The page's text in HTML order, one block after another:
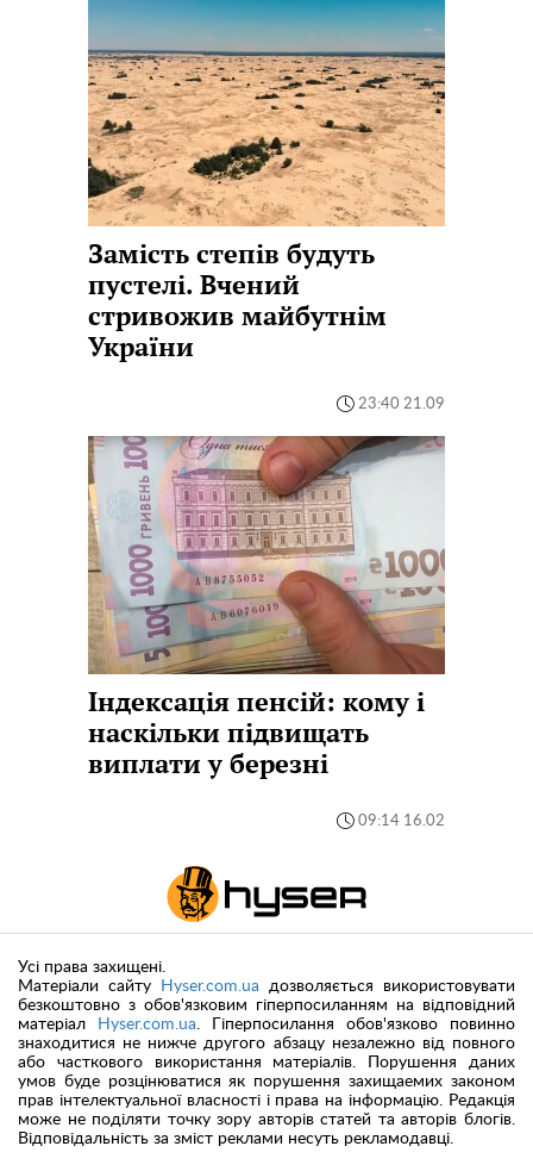
Замість степів будуть
пустелі. Вчений
стривожив майбутнім
України
23:40 21.09
Індексація пенсій: кому і
наскільки підвищать
виплати у березні
09:14 16.02
Усі права захищені.
Матеріали сайту
Hyser.com.ua дозволяється використовувати
безкоштовно з обов'язковим гіперпосиланням на відповідний
матеріал
Hyser.com.ua. Гіперпосилання обов'язково повинно
знаходитися не нижче другого абзацу незалежно від повного
або часткового використання матеріалів. Порушення даних
умов буде розцінюватися як порушення захищаемих законом
прав інтелектуальної власності і права на інформацію. Редакція
може не поділяти точку зору авторів статей та авторів блогів.
Відповідальність за зміст реклами несуть рекламодавці.